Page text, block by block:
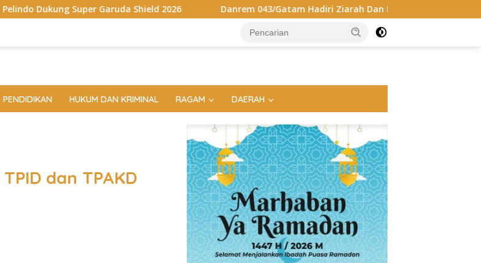
Shield 2026 Danrem 043/Gatam Hadiri Ziarah Dan Bakti Kesehatan HUT Ke-1 Kodam XXI/
PENDIDIKAN HUKUM DAN KRIMINAL RAGAM DAERAH
dan TPAKD